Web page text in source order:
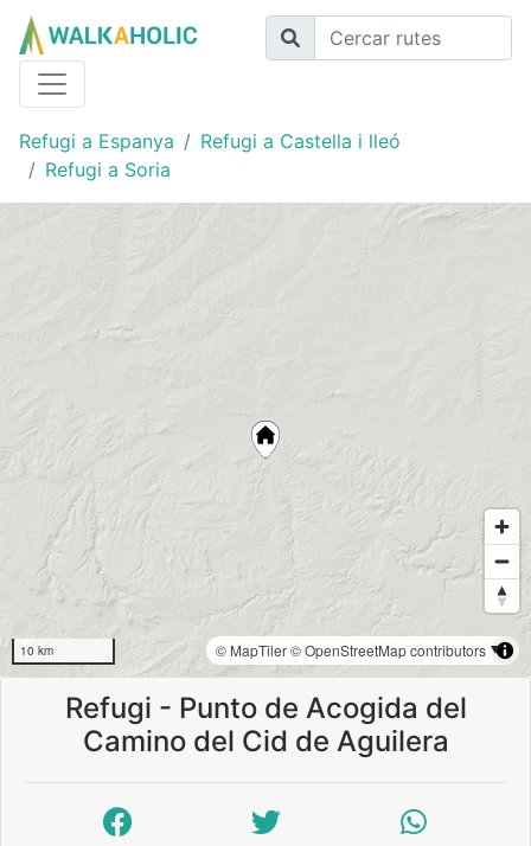
Refugi a Espanya
Refugi a Castella i lleó
Refugi a Soria
10 km © MapTiler© OpenStreetMap contributors
Refugi - Punto de Acogida del
Camino del Cid de Aguilera